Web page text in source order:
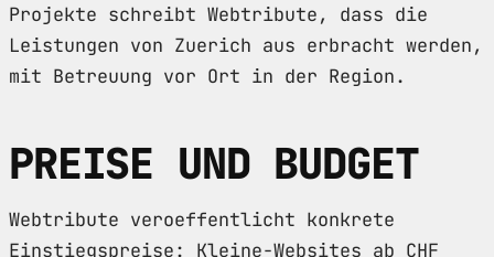
Projekte schreibt Webtribute, dass die
Leistungen von Zuerich aus erbracht werden,
mit Betreuung vor Ort in der Region.
PREISE UND BUDGET
Webtribute veroeffentlicht konkrete
Einstiegspreise: Kleine-Websites ab CHF